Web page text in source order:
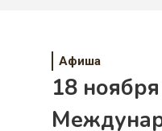
Афиша
18